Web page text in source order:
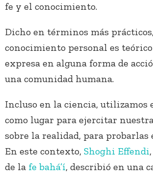
fe y el conocimiento.
Dicho en términos más
conocimiento personal es
expresa en alguna forma de
una comunidad humana.
Incluso en la ciencia, utilizamos
como lugar para ejercitar
sobre la realidad, para probarlas
En este contexto, Shoghi Effendi
de la fe bahá’í, describió en una